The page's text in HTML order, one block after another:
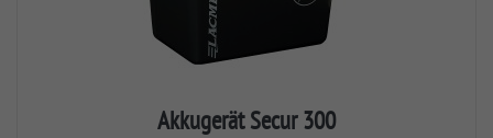
Akkugerät Secur 300